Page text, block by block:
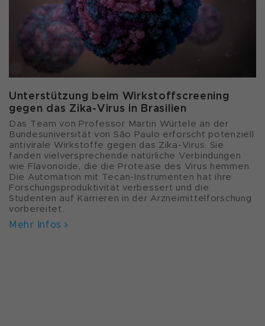
Unterstützung beim Wirkstoffscreening
gegen das Zika-Virus in Brasilien
Das Team von Professor Martin Würtele an der
Bundesuniversität von São Paulo erforscht potenziell
antivirale Wirkstoffe gegen das Zika-Virus. Sie
fanden vielversprechende natürliche Verbindungen
wie Flavonoide, die die Protease des Virus hemmen.
Die Automation mit Tecan-Instrumenten hat ihre
Forschungsproduktivität verbessert und die
Studenten auf Karrieren in der Arzneimittelforschung
vorbereitet.
Mehr Infos